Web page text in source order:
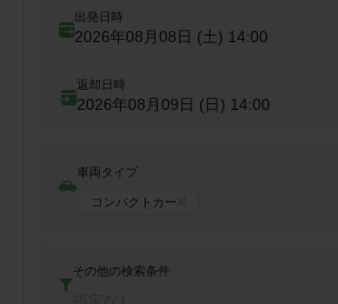
出発日時
2026年08月08日 (土) 14:00
返却日時
2026年08月09日 (日) 14:00
車両タイプ
コンパクトカー
その他の検索条件